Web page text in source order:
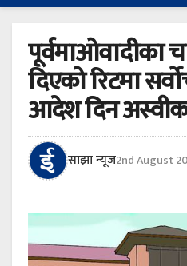
पूर्वमाओवादीका
दिएको रिटमा
आदेश दिन
साझा न्यूज2nd August